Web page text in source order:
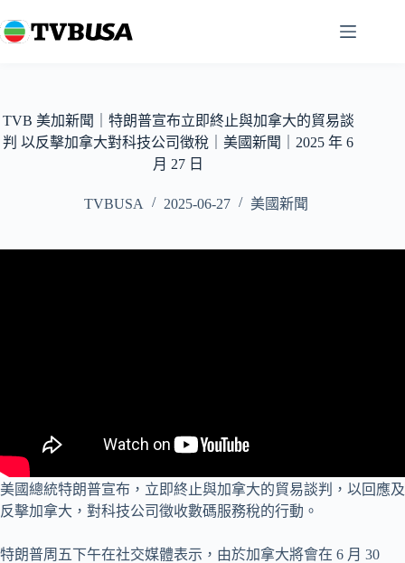
至
容
TVB 美加新聞｜特朗普宣布立即終止與加拿大的貿易談
判 以反擊加拿大對科技公司徴稅｜美國新聞｜2025 年 6
月 27 日
TVBUSA 2025-06-27 美國新聞
美國總統特朗普宣布，立即終止與加拿大的貿易談判，以回應及
反擊加拿大，對科技公司徵收數碼服務稅的行動。
特朗普周五下午在社交媒體表示，由於加拿大將會在 6 月 30